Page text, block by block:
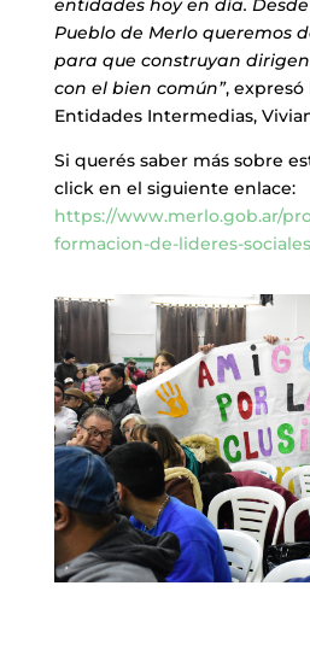
entidades hoy en día.
Pueblo de Merlo queremos
para que construyan
con el bien común”, expresó
Entidades Intermedias,
Si querés saber más sobre
click en el siguiente enlace:
https://www.merlo.gob.ar/
formacion-de-lideres-